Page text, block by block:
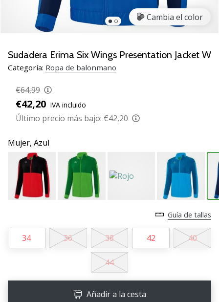
zapatillas
balonmano
Accelerate
SQD
Descubre
las
actualizaciones
y…
25. 11. 2024
2 min. de lectura
embajador
Weplayhandball!
un
Cambia el color
Sudadera Erima Six Wings Presentation Jacket W
Categoría: Ropa de balonmano
€64,99
€42,20 IVA incluido
Último precio más bajo: €42,20
Mujer, Azul
Guía de tallas
34 36 38 42 40
44
Añadir a la cesta